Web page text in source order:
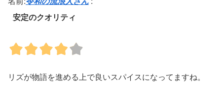
安定のクオリティ
リズが物語を進める上で良いスパイスになってますね。